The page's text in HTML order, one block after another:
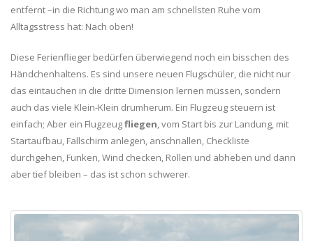
entfernt –in die Richtung wo man am schnellsten Ruhe vom
Alltagsstress hat: Nach oben!
Diese Ferienflieger bedürfen überwiegend noch ein bisschen des
Händchenhaltens. Es sind unsere neuen Flugschüler, die nicht nur
das eintauchen in die dritte Dimension lernen müssen, sondern
auch das viele Klein-Klein drumherum. Ein Flugzeug steuern ist
einfach; Aber ein Flugzeugfliegen, vom Start bis zur Landung, mit
Startaufbau, Fallschirm anlegen, anschnallen, Checkliste
durchgehen, Funken, Wind checken, Rollen und abheben und dann
aber tief bleiben – das ist schon schwerer.